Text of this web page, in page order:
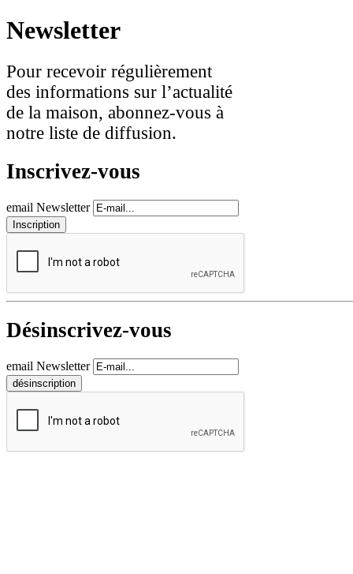
Newsletter
Pour recevoir régulièrement
des informations sur l’actualité
de la maison, abonnez-vous à
notre liste de diffusion.
Inscrivez-vous
email Newsletter
Désinscrivez-vous
email Newsletter